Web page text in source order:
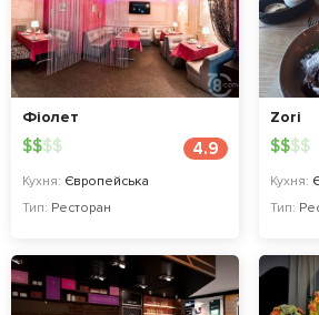
Фіолет
Кухня: Європейська
Тип: Ресторан
4.9
$$$$
Zori
Кухня:
Тип:
$$$$